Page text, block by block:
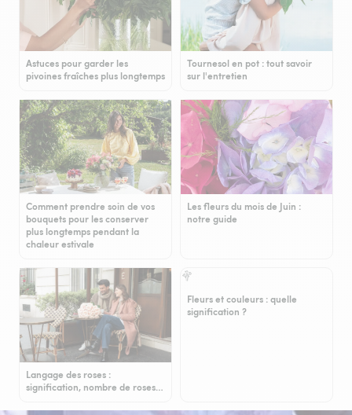
Astuces pour garder les
pivoines fraîches plus longtemps
Tournesol en pot : tout savoir
sur l'entretien
Comment prendre soin de vos
bouquets pour les conserver
plus longtemps pendant la
chaleur estivale
Les fleurs du mois de Juin :
notre guide
Langage des roses :
signification, nombre de roses…
Fleurs et couleurs : quelle
signification ?